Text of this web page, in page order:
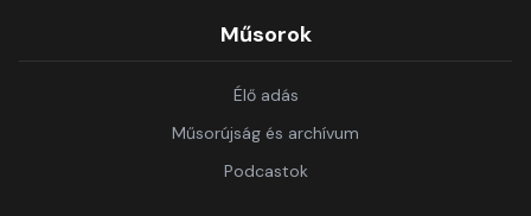
Műsorok
Élő adás
Műsorújság és archívum
Podcastok